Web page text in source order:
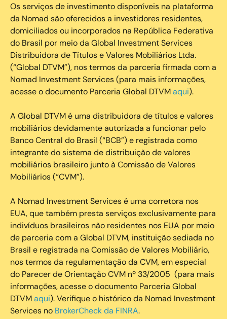
Os serviços de investimento disponíveis na plataforma
da Nomad são oferecidos a investidores residentes,
domiciliados ou incorporados na República Federativa
do Brasil por meio da Global Investment Services
Distribuidora de Títulos e Valores Mobiliários Ltda.
(“Global DTVM”), nos termos da parceria firmada com a
Nomad Investment Services (para mais informações,
acesse o documento Parceria Global DTVMaqui).
A Global DTVM é uma distribuidora de títulos e valores
mobiliários devidamente autorizada a funcionar pelo
Banco Central do Brasil (“BCB”) e registrada como
integrante do sistema de distribuição de valores
mobiliários brasileiro junto à Comissão de Valores
Mobiliários (“CVM”).
‍A Nomad Investment Services é uma corretora nos
EUA, que também presta serviços exclusivamente para
indivíduos brasileiros não residentes nos EUA por meio
de parceria com a Global DTVM, instituição sediada no
Brasil e registrada na Comissão de Valores Mobiliário,
nos termos da regulamentação da CVM, em especial
do Parecer de Orientação CVM nº 33/2005 (para mais
informações, acesse o documento Parceria Global
DTVMaqui). Verifique o histórico da Nomad Investment
Services no BrokerCheck da FINRA.